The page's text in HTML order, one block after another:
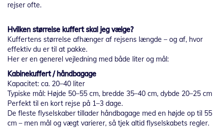
rejser ofte.
Hvilken størrelse kuffert skal jeg vælge?
Kuffertens størrelse afhænger af rejsens længde – og af, hvor
effektiv du er til at pakke.
Her er en generel vejledning med både liter og mål:
Kabinekuffert / håndbagage
Kapacitet: ca. 20–40 liter
Typiske mål: Højde 50–55 cm, bredde 35–40 cm, dybde 20–25 cm
Perfekt til en kort rejse på 1–3 dage.
De fleste flyselskaber tillader håndbagage med en højde op til 55
cm – men mål og vægt varierer, så tjek altid flyselskabets regler.